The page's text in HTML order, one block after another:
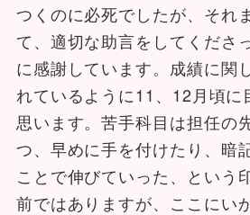
つくのに必死でしたが、それ
て、適切な助言をしてくださ
に感謝しています。成績に関
れているように11、12月頃に
思います。苦手科目は担任の
つ、早めに手を付けたり、暗
ことで伸びていった、という
前ではありますが、ここにい